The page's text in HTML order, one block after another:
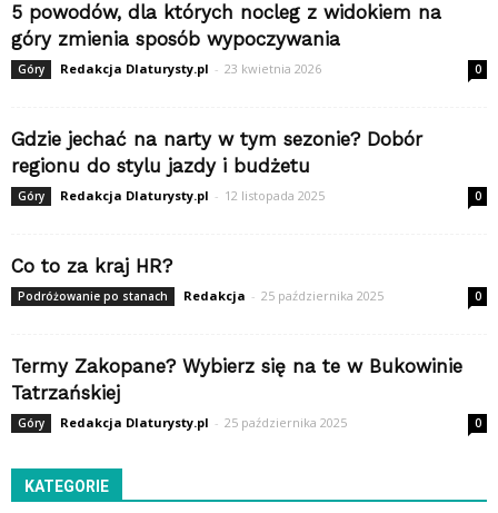
5 powodów, dla których nocleg z widokiem na
góry zmienia sposób wypoczywania
Góry Redakcja Dlaturysty.pl - 23 kwietnia 2026 0
Gdzie jechać na narty w tym sezonie? Dobór
regionu do stylu jazdy i budżetu
Góry Redakcja Dlaturysty.pl - 12 listopada 2025 0
Co to za kraj HR?
Podróżowanie po stanach Redakcja - 25 października 2025 0
Termy Zakopane? Wybierz się na te w Bukowinie
Tatrzańskiej
Góry Redakcja Dlaturysty.pl - 25 października 2025 0
KATEGORIE